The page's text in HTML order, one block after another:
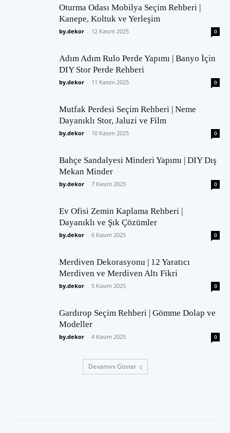
Oturma Odası Mobilya Seçim Rehberi |
Kanepe, Koltuk ve Yerleşim
by.dekor - 12 Kasım 2025 0
Adım Adım Rulo Perde Yapımı | Banyo İçin
DIY Stor Perde Rehberi
by.dekor - 11 Kasım 2025 0
Mutfak Perdesi Seçim Rehberi | Neme
Dayanıklı Stor, Jaluzi ve Film
by.dekor - 10 Kasım 2025 0
Bahçe Sandalyesi Minderi Yapımı | DIY Dış
Mekan Minder
by.dekor - 7 Kasım 2025 0
Ev Ofisi Zemin Kaplama Rehberi |
Dayanıklı ve Şık Çözümler
by.dekor - 6 Kasım 2025 0
Merdiven Dekorasyonu | 12 Yaratıcı
Merdiven ve Merdiven Altı Fikri
by.dekor - 5 Kasım 2025 0
Gardırop Seçim Rehberi | Gömme Dolap ve
Modeller
by.dekor - 4 Kasım 2025 0
Devamını Göster